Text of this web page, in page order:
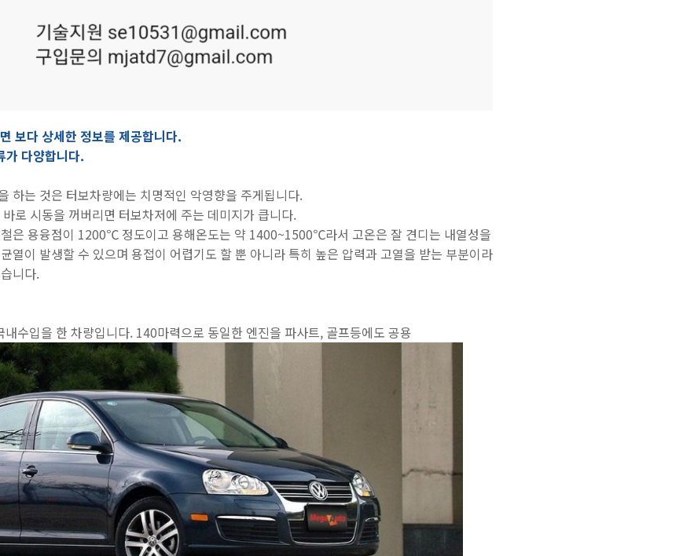
보다 상세한 정보를 제공합니다.
가 다양합니다.
하는 것은 터보차량에는 치명적인 악영향을 주게됩니다.
로 시동을 꺼버리면 터보차저에 주는 데미지가 큽니다.
은 용융점이 1200℃ 정도이고 용해온도는 약 1400~1500℃라서 고온은 잘 견디는 내열성을
열이 발생할 수 있으며 용접이 어렵기도 할 뿐 아니라 특히 높은 압력과 고열을 받는 부분이라
니다.
수입을 한 차량입니다. 140마력으로 동일한 엔진을 파사트, 골프등에도 공용